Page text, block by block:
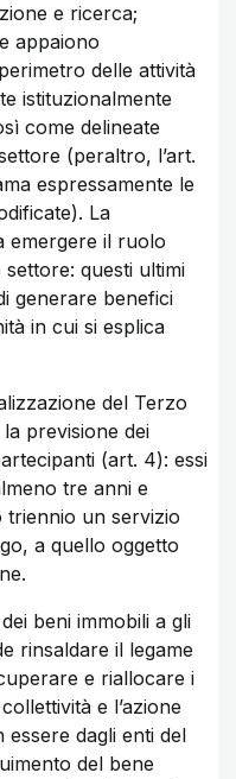
e ricerca;
appaiono
delle attività
istituzionalmente
come delineate
(peraltro, l’art.
espressamente le
La
emergere il ruolo
questi ultimi
generare benefici
in cui si esplica
del Terzo
previsione dei
(art. 4): essi
tre anni e
triennio un servizio
a quello oggetto
beni immobili a gli
rinsaldare il legame
e riallocare i
e l’azione
essere dagli enti del
del bene